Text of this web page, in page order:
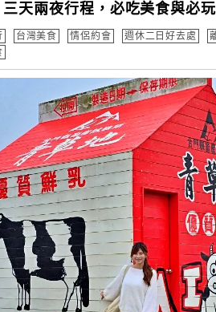
天兩夜行程，必吃美食與必
台灣美食 情侶約會 週休二日好去處